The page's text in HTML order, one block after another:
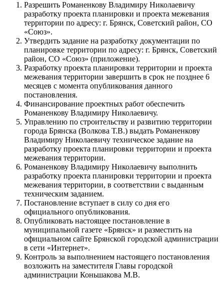
Разрешить Романенкову Владимиру Николаевичу
разработку проекта планировки и проекта межевания
территории по адресу: г. Брянск, Советский район, СО
«Союз».
Утвердить задание на разработку документации по
планировке территории по адресу: г. Брянск, Советский
район, СО «Союз» (приложение).
Разработку проекта планировки территории и проекта
межевания территории завершить в срок не позднее 6
месяцев с момента опубликования данного
постановления.
Финансирование проектных работ обеспечить
Романенкову Владимиру Николаевичу.
Управлению по строительству и развитию территории
города Брянска (Волкова Т.В.) выдать Романенкову
Владимиру Николаевичу техническое задание на
разработку проекта планировки территории и проекта
межевания территории.
Романенкову Владимиру Николаевичу выполнить
разработку проекта планировки территории и проекта
межевания территории, в соответствии с выданным
техническим заданием.
Постановление вступает в силу со дня его
официального опубликования.
Опубликовать настоящее постановление в
муниципальной газете «Брянск» и разместить на
официальном сайте Брянской городской администрации
в сети «Интернет».
Контроль за выполнением настоящего постановления
возложить на заместителя Главы городской
администрации Коньшакова М.В.